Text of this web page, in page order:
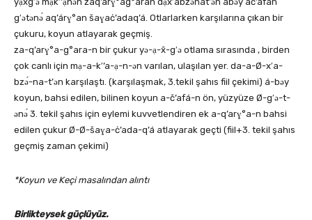
gʹətənə́ aq’árɣ°an šaɣaċ’adaq’á. Otlarlarken karşılarına çıkan bir
çukuru, koyun atlayarak geçmiş.
za-q’arɣ°a-g°ara-n bir çukur yə-ạ-x̄-gʹə otlama sırasında , birden
çok canlı için mạ-a-kʹ’a-ạ-n-ən varılan, ulaşılan yer. da-a-Ø-xʹa-
bzə́-na-t’ən karşılaştı. (karşılaşmak, 3.tekil şahıs fiil çekimi) á-bəy
koyun, bahsi edilen, bilinen koyun a-č’afá-n ön, yüzyüze Ø-gʹə-t-
ənə́ 3. tekil şahıs için eylemi kuvvetlendiren ek a-q’arɣ°a-n bahsi
edilen çukur Ø-Ø-šaɣa-ċ’ada-q’á atlayarak geçti (fiil+3. tekil şahıs
geçmiş zaman çekimi)
*Koyun ve Keçi masalından alıntı
Birlikteysek güçlüyüz.